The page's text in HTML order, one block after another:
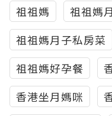
祖祖媽 祖祖媽
祖祖媽月子私房菜
祖祖媽好孕餐
香港坐月媽咪